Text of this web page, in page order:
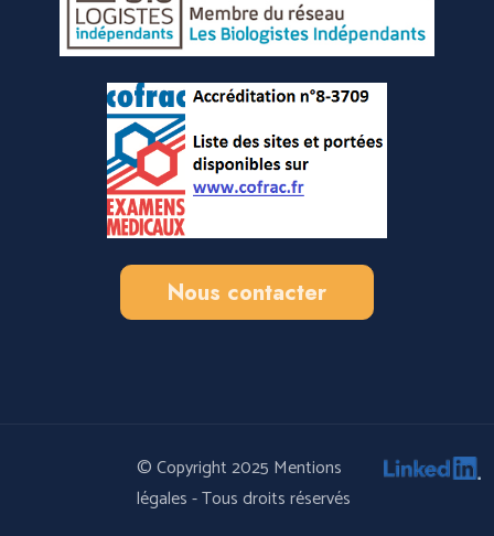
Nous contacter
© Copyright 2025 Mentions
légales- Tous droits réservés